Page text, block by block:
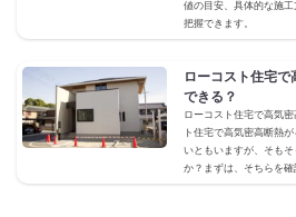
値の目安、具体的な施
把握できます。
ローコスト住宅
できる？
ローコスト住宅で高気
ト住宅で高気密高断熱
いともいますが、そも
か？まずは、そちらを確